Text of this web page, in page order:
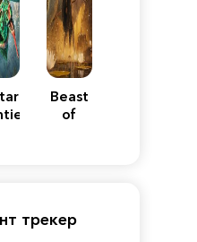
Beast
of
трекер